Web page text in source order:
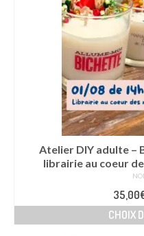
Atelier DIY adulte –
librairie au coeur
35,00
CHOIX